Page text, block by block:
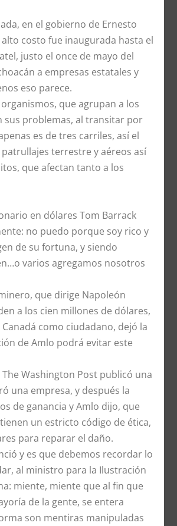
en el gobierno de Ernesto
costo fue inaugurada hasta el
justo el once de mayo del
a empresas estatales y
eso parece.
que agrupan a los
sus problemas, al transitar por
es de tres carriles, así el
terrestre y aéreos así
que afectan tanto a los
en dólares Tom Barrack
no puedo porque soy rico y
de su fortuna, y siendo
varios agregamos nosotros
que dirige Napoleón
a los cien millones de dólares,
como ciudadano, dejó la
de Amlo podrá evitar este
Washington Post publicó una
una empresa, y después la
de ganancia y Amlo dijo, que
un estricto código de ética,
para reparar el daño.
y es que debemos recordar lo
al ministro para la Ilustración
miente, miente que al fin que
de la gente, se entera
son mentiras manipuladas